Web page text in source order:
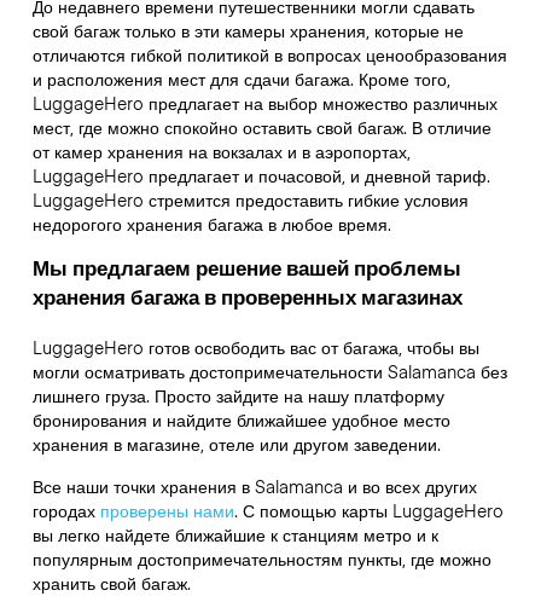
До недавнего времени путешественники могли сдавать
свой багаж только в эти камеры хранения, которые не
отличаются гибкой политикой в вопросах ценообразования
и расположения мест для сдачи багажа. Кроме того,
LuggageHero предлагает на выбор множество различных
мест, где можно спокойно оставить свой багаж. В отличие
от камер хранения на вокзалах и в аэропортах,
LuggageHero предлагает и почасовой, и дневной тариф.
LuggageHero стремится предоставить гибкие условия
недорогого хранения багажа в любое время.
Мы предлагаем решение вашей проблемы
хранения багажа в проверенных магазинах
LuggageHero готов освободить вас от багажа, чтобы вы
могли осматривать достопримечательности Salamanca без
лишнего груза. Просто зайдите на нашу платформу
бронирования и найдите ближайшее удобное место
хранения в магазине, отеле или другом заведении.
Все наши точки хранения в Salamanca и во всех других
городах проверены нами. С помощью карты LuggageHero
вы легко найдете ближайшие к станциям метро и к
популярным достопримечательностям пункты, где можно
хранить свой багаж.